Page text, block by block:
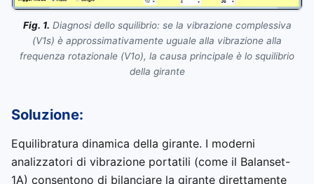
Fig. 1. Diagnosi dello squilibrio: se la vibrazione complessiva
(V1s) è approssimativamente uguale alla vibrazione alla
frequenza rotazionale (V1o), la causa principale è lo squilibrio
della girante
Soluzione:
Equilibratura dinamica della girante. I moderni
analizzatori di vibrazione portatili (come il Balanset-
1A) consentono di bilanciare la girante direttamente